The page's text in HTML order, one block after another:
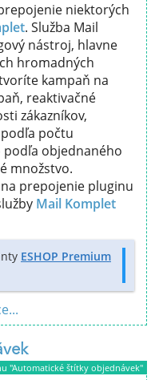
niektorých
. Služba Mail
nástroj, hlavne
hromadných
kampaň na
reaktivačné
zákazníkov,
počtu
objednaného
množstvo.
prepojenie pluginu
Mail Komplet
ESHOP Premium
"Automatické štítky objednávek"